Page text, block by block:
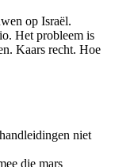
op Israël.
Het probleem is
Kaars recht. Hoe
niet
die mars